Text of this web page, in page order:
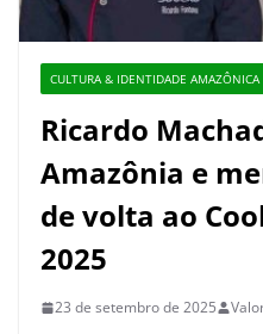
CULTURA & IDENTIDADE AMAZÔNICA
Ricardo
Amazônia e
de volta ao
2025
23 de setembro de 2025